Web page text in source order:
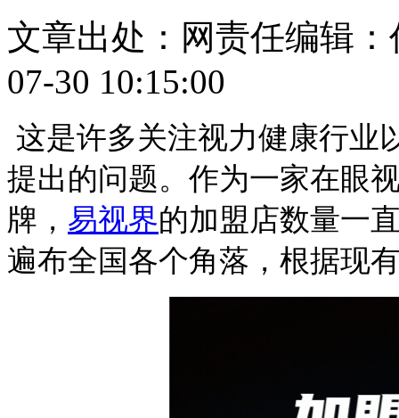
文章出处： 网责任编辑：
07-30 10:15:00
这是许多关注视力健康行业
提出的问题。作为一家在眼
牌， 易视界的加盟店数量一
遍布全国各个角落 ， 根据现